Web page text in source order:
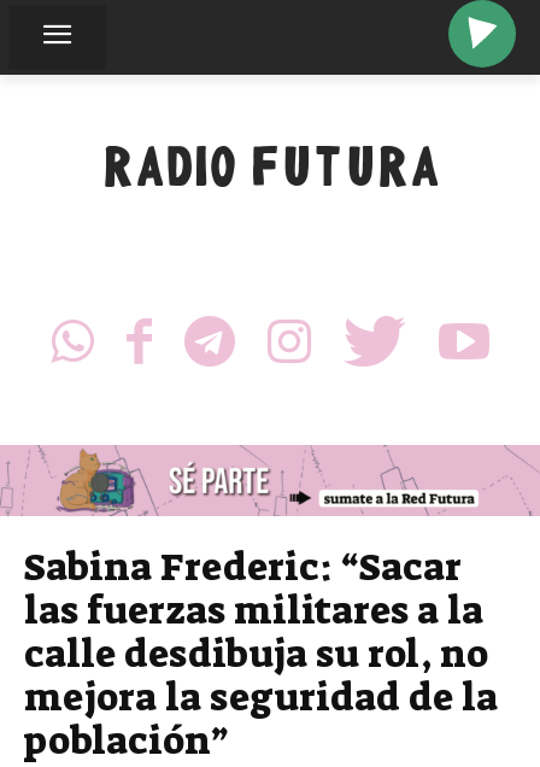
RADIO FUTURA
Sabina Frederic: “Sacar
las fuerzas militares a la
calle desdibuja su rol, no
mejora la seguridad de la
población”